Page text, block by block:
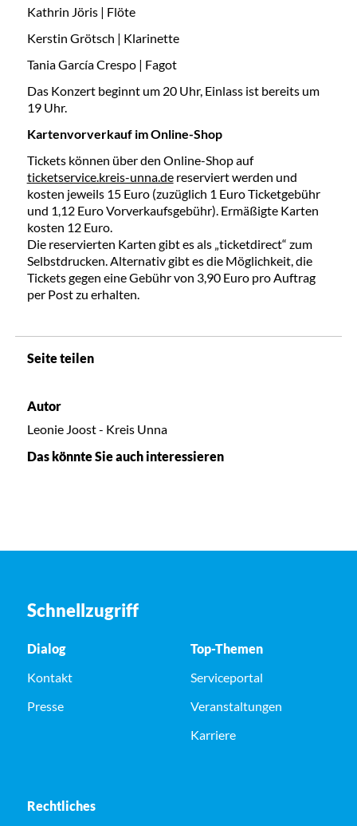
Kathrin Jöris | Flöte
Kerstin Grötsch | Klarinette
Tania García Crespo | Fagot
Das Konzert beginnt um 20 Uhr, Einlass ist bereits um
19 Uhr.
Kartenvorverkauf im Online-Shop
Tickets können über den Online-Shop auf
ticketservice.kreis-unna.dereserviert werden und
kosten jeweils 15 Euro (zuzüglich 1 Euro Ticketgebühr
und 1,12 Euro Vorverkaufsgebühr). Ermäßigte Karten
kosten 12 Euro.
Die reservierten Karten gibt es als „ticketdirect“ zum
Selbstdrucken. Alternativ gibt es die Möglichkeit, die
Tickets gegen eine Gebühr von 3,90 Euro pro Auftrag
per Post zu erhalten.
Seite teilen
Autor
Leonie Joost - Kreis Unna
Das könnte Sie auch interessieren
Schnellzugriff
Dialog
Kontakt
Presse
Top-Themen
Serviceportal
Veranstaltungen
Karriere
Rechtliches